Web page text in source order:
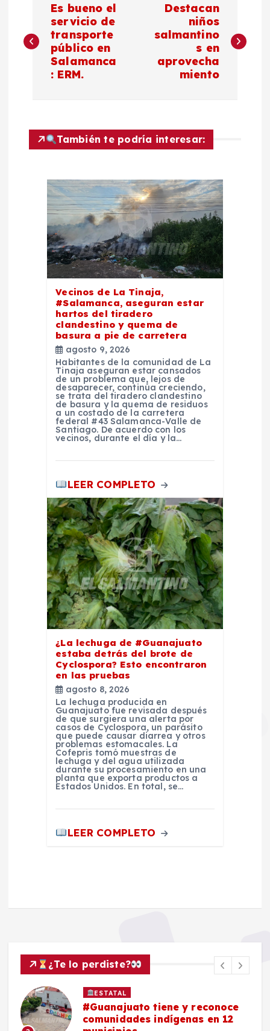
a
v
a
Es bueno el
servicio de
transporte
público en
Salamanca
: ERM.
Destacan
niños
salmantino
s en
aprovecha
miento
También te podría interesar:
Vecinos de La Tinaja,
#Salamanca, aseguran estar
hartos del tiradero
clandestino y quema de
basura a pie de carretera
agosto 9, 2026
Habitantes de la comunidad de La
Tinaja aseguran estar cansados
de un problema que, lejos de
desaparecer, continúa creciendo,
se trata del tiradero clandestino
de basura y la quema de residuos
a un costado de la carretera
federal #43 Salamanca-Valle de
Santiago. De acuerdo con los
vecinos, durante el día y la…
LEER COMPLETO
¿La lechuga de #Guanajuato
estaba detrás del brote de
Cyclospora? Esto encontraron
en las pruebas
agosto 8, 2026
La lechuga producida en
Guanajuato fue revisada después
de que surgiera una alerta por
casos de Cyclospora, un parásito
que puede causar diarrea y otros
problemas estomacales. La
Cofepris tomó muestras de
lechuga y del agua utilizada
durante su procesamiento en una
planta que exporta productos a
Estados Unidos. En total, se…
LEER COMPLETO
¿Te lo perdiste?
ESTATAL
#Guanajuato tiene y reconoce
comunidades indígenas en 12